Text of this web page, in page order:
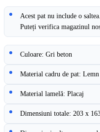
Acest pat nu include o
Puteți verifica magazinul
Culoare: Gri beton
Material cadru de pat:
Material lamelă: Placaj
Dimensiuni totale: 203 x